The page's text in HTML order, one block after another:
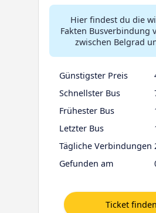
Hier findest du die
Fakten Busverbindung
zwischen Belgrad
Günstigster Preis
Schnellster Bus
Frühester Bus
Letzter Bus
Tägliche Verbindungen
Gefunden am